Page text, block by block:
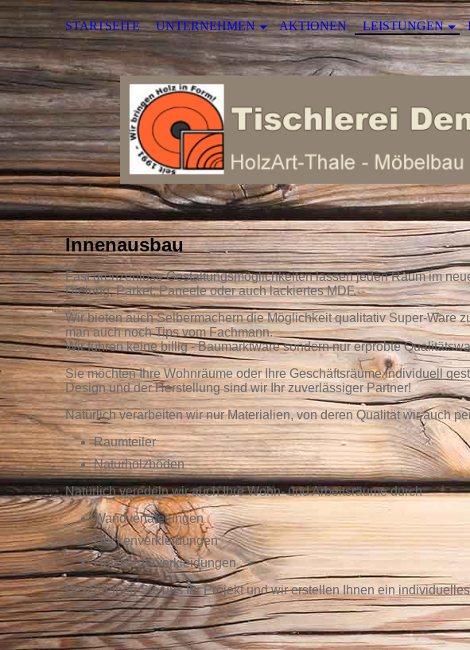
STARTSEITE UNTERNEHMEN AKTIONEN LEISTUNGEN
Innenausbau
Fast grenzenlose Gestaltungsmöglichkeiten lassen jeden Raum im
Dielung, Parket, Paneele oder auch lackiertes MDF.
Wir bieten auch Selbermachern die Möglichkeit qualitativ Super-Ware
man auch noch Tips vom Fachmann.
Wir führen keine billig - Baumarktware sondern nur erprobte
Sie möchten Ihre Wohnräume oder Ihre Geschäftsräume individuell
Design und der Herstellung sind wir Ihr zuverlässiger Partner!
Natürlich verarbeiten wir nur Materialien, von deren Qualität wir auch
Raumteiler
Naturholzböden
Natürlich veredeln wir auch Ihre Wohn- und Arbeitsräume durch
Wandvertäfelungen
Deckenverkleidungen
Heizkörperverkleidungen
Beschreiben Sie uns Ihr Projekt und wir erstellen Ihnen ein